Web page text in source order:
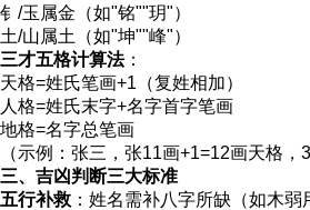
钅/玉属金（如"铭""玥"）
土/山属土（如"坤""峰"）
三才五格计算法：
天格=姓氏笔画+1（复姓相加）
人格=姓氏末字+名字首字笔画
地格=名字总笔画
（示例：张三，张11画+1=12画天格，
三、吉凶判断三大标准
五行补救 ：姓名需补八字所缺（如木弱